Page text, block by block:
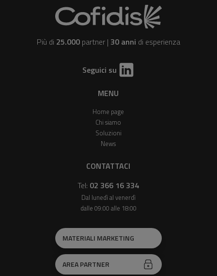
Più di 25.000partner | 30 anni di esperienza
Seguici su
MENU
Home page
Chi siamo
Soluzioni
News
CONTATTACI
Tel: 02 366 16 334
Dal lunedì al venerdì
dalle 09:00 alle 18:00
MATERIALI MARKETING
AREA PARTNER